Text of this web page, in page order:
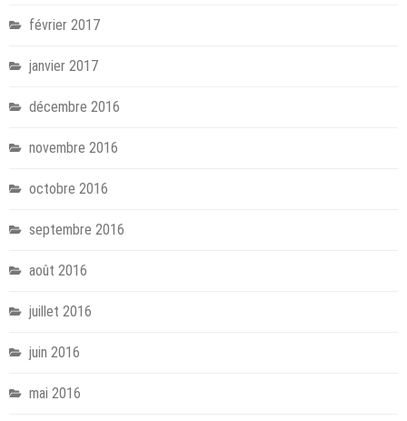
février 2017
janvier 2017
décembre 2016
novembre 2016
octobre 2016
septembre 2016
août 2016
juillet 2016
juin 2016
mai 2016